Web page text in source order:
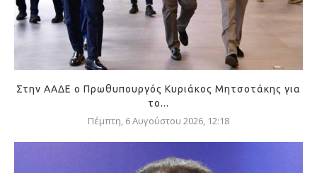
Στην ΑΑΔΕ ο Πρωθυπουργός Κυριάκος Μητσοτάκης για
το...
Πέμπτη, 6 Αυγούστου 2026, 12:18